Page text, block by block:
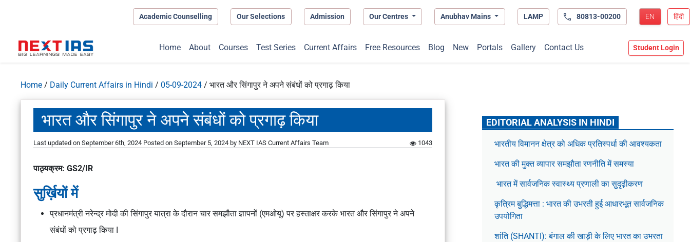
Academic Counselling Our Selections Admission Our Centres Anubhav Mains LAMP 80813-00200 EN हिंदी
Home About Courses Test Series Current Affairs Free Resources Blog New Portals Gallery Contact Us Student Login
Home / Daily Current Affairs in Hindi / 05-09-2024 / भारत और सिंगापुर ने अपने संबंधों को प्रगाढ़ किया
भारत और सिंगापुर ने अपने संबंधों को प्रगाढ़ किया
Last updated on September 6th, 2024 Posted on September 5, 2024 by NEXT IAS Current Affairs Team 1043
पाठ्यक्रम: GS2/IR
सुर्ख़ियों में
प्रधानमंत्री नरेन्द्र मोदी की सिंगापुर यात्रा के दौरान चार समझौता ज्ञापनों (एमओयू) पर हस्ताक्षर करके भारत और सिंगापुर ने अपने
संबंधों को प्रगाढ़ किया I
EDITORIAL ANALYSIS IN HINDI
भारतीय विमानन क्षेत्र को अधिक प्रतिस्पर्धा की आवश्यकता
भारत की मुक्त व्यापार समझौता रणनीति में समस्या
भारत में सार्वजनिक स्वास्थ्य प्रणाली का सुदृढ़ीकरण
कृत्रिम बुद्धिमत्ता : भारत की उभरती हुई आधारभूत सार्वजनिक
उपयोगिता
शांति (SHANTI): बंगाल की खाड़ी के लिए भारत का उभरता